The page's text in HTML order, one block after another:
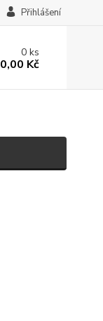
Přihlášení
0ks
0,00 Kč